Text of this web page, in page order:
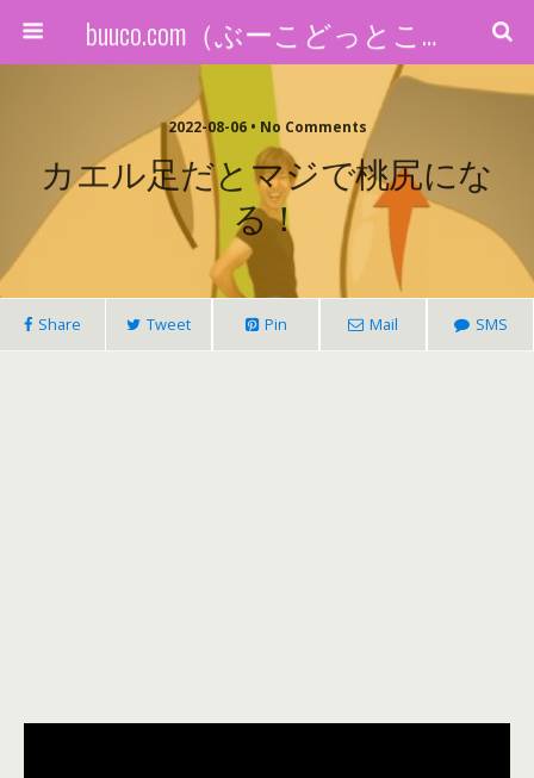
buuco.com（ぶーこどっとこむ）
2022-08-06 • No Comments
カエル足だとマジで桃尻にな
る！
Share Tweet Pin Mail SMS